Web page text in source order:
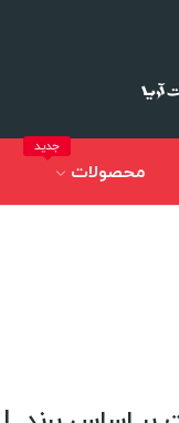
محصولات
جدید